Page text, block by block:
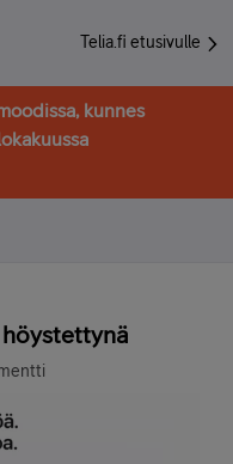
Telia.fi etusivulle
kunnes